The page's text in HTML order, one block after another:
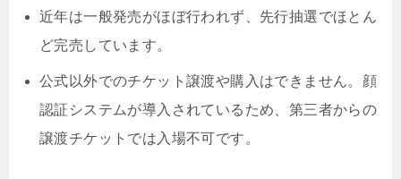
近年は一般発売がほぼ行われず、先行抽選でほとん
ど完売しています。
公式以外でのチケット譲渡や購入はできません。 顔
認証システムが導入されているため、第三者からの
譲渡チケットでは入場不可です。